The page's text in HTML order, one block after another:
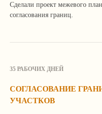
Сделали проект межевого
согласования границ.
35 РАБОЧИХ ДНЕЙ
СОГЛАСОВАНИЕ
УЧАСТКОВ